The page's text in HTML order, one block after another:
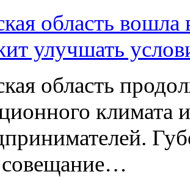
область
улучшать
область
климата
совещание…